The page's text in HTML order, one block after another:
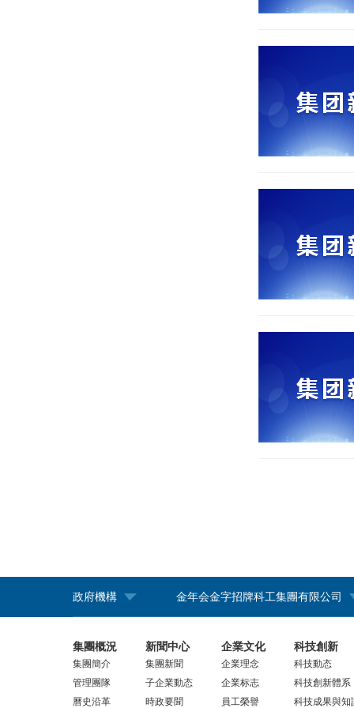
政府機構 金年会金字招牌科工集團有限公司
集團概況
集團簡介
管理團隊
曆史沿革
新聞中心
集團新聞
子企業動态
時政要聞
企業文化
企業理念
企業标志
員工榮譽
科技創新
科技動态
科技創新體系
科技成果與知